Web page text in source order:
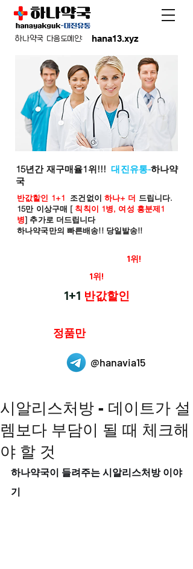
hana13.xyz
하나약국 다음도메인:
15년간 재구매율1위!!!대진유통-하나약
국
반값할인 1+1 조건없이 하나+ 더 드립니다.
15만 이상구매 [ 칙칙이 1병, 여성 흥분제1
병] 추가로 더드립니다
하나약국만의 빠른배송!! 당일발송!!
1위!
1위!
1+1 반값할인
정품만
@hanavia15
시알리스처방 - 데이트가 설
렘보다 부담이 될 때 체크해
야 할 것
하나약국이 들려주는 시알리스처방 이야
기